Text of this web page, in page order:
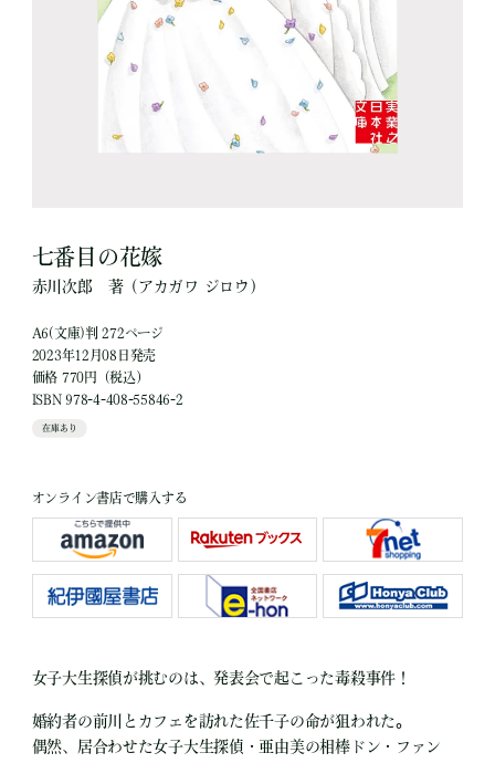
七番目の花嫁
赤川次郎 著（アカガワ ジロウ）
A6(文庫)判 272ページ
2023年12月08日発売
価格 770円（税込）
ISBN 978-4-408-55846-2
在庫あり
オンライン書店で購入する
女子大生探偵が挑むのは、発表会で起こった毒殺事件！
婚約者の前川とカフェを訪れた佐千子の命が狙われた。
偶然、居合わせた女子大生探偵・亜由美の相棒ドン・ファン